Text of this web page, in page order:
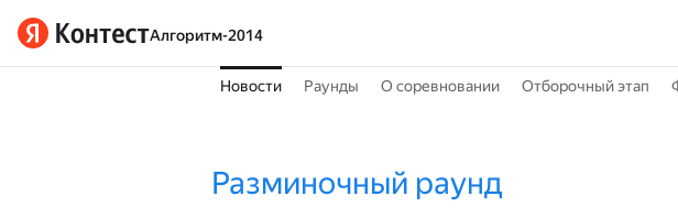
Алгоритм-2014
Новости Раунды О соревновании Отборочный этап
Разминочный раунд